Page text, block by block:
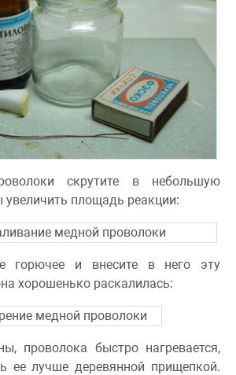
скрутите в небольшую
увеличить площадь реакции:
горючее и внесите в него эту
хорошенько раскалилась:
проволока быстро нагревается,
ее лучше деревянной прищепкой.